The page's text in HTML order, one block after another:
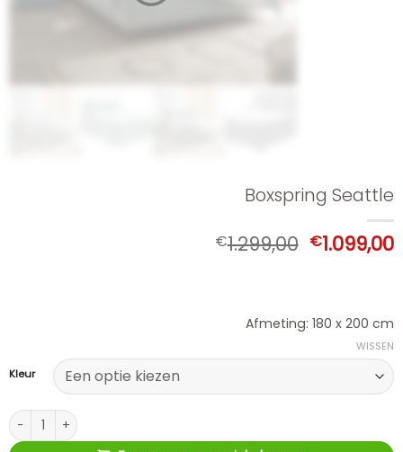
Boxspring Seattle
€1.299,00 €1.099,00
Afmeting: 180 x 200 cm
Kleur
WISSEN
Boxspring Seattle aantal